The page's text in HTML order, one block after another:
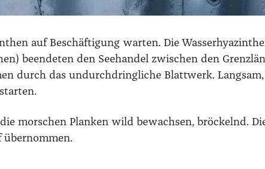
auf Beschäf­ti­gung war­ten. Die
been­de­ten den See­han­del zwi­schen den
durch das undurch­dring­li­che Blatt­werk.
mor­schen Plan­ken wild bewach­sen, brö­ckelnd.
über­nom­men.